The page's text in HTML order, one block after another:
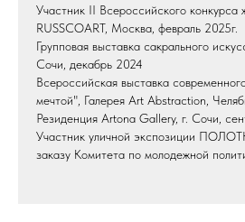
Участник II Всероссийского конкурса
RUSSCOART, Москва, февраль 2025г.
Групповая выставка сакрального
Сочи, декабрь 2024
Всероссийская выставка
мечтой", Галерея Art Abstraction,
Резиденция Artona Gallery, г. Сочи,
Участник уличной экспозиции
заказу Комитета по молодежной